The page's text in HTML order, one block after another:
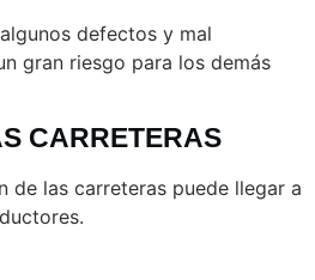
defectos y mal
gran riesgo para los demás
CARRETERAS
de las carreteras puede llegar a